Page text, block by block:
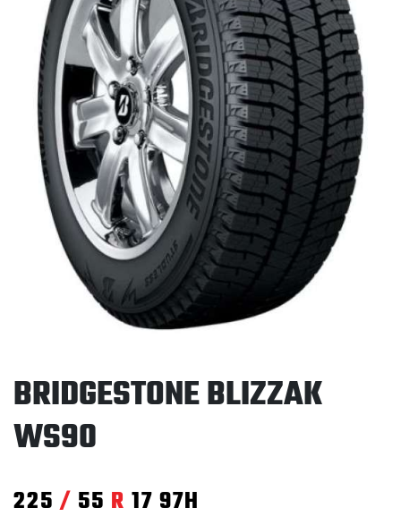
BRIDGESTONE BLIZZAK
WS90
225 / 55 R 17 97H